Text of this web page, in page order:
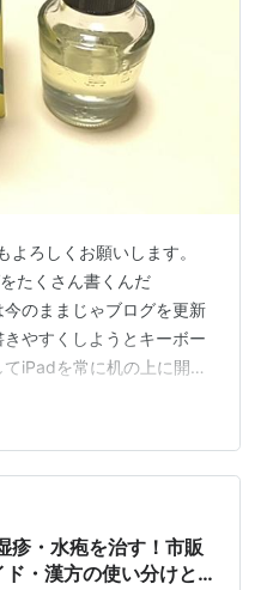
ろしくお願いします。
たくさん書くんだ
のままじゃブログを更新
やすくしようとキーボー
iPadを常に机の上に開い
うか！？ ところで今回
番椿油が合っていたよの
が治らなくて治らなくて
・病院に行きステロイド
色々なハンドクリーム ・
疹・水疱を治す！市販
・漢方の使い分けと